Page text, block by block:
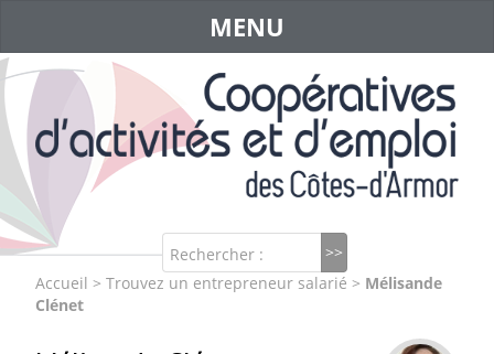
Rechercher :
MENU
Accueil > Trouvez un entrepreneur salarié > Mélisande
Clénet